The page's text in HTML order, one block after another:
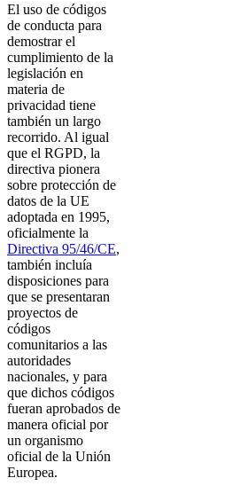
El uso de códigos
de conducta para
demostrar el
cumplimiento de la
legislación en
materia de
privacidad tiene
también un largo
recorrido. Al igual
que el RGPD, la
directiva pionera
sobre protección de
datos de la UE
adoptada en 1995,
oficialmente la
Directiva 95/46/CE,
también incluía
disposiciones para
que se presentaran
proyectos de
códigos
comunitarios a las
autoridades
nacionales, y para
que dichos códigos
fueran aprobados de
manera oficial por
un organismo
oficial de la Unión
Europea.